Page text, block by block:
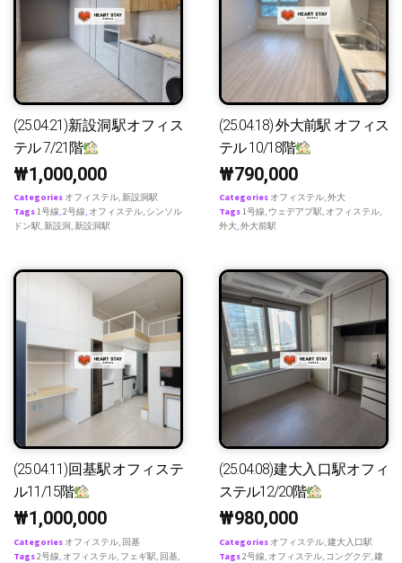
(25.04.21)新設洞駅オフィス
テル 7/21階
₩1,000,000
Categories オフィステル,新設洞駅
Tags1号線,2号線, オフィステル, シンソル
ドン駅,新設洞 ,新設洞駅
(25.04.18) 外大前駅 オフィス
テル 10/18階
₩790,000
Categories オフィステル,外大
Tags1号線, ウェデアプ駅, オフィステル,
外大,外大前駅
(25.04.11)回基駅オフィステ
ル11/15階
₩1,000,000
Categories オフィステル, 回基
Tags2号線, オフィステル, フェギ駅, 回基,
(25.04.08)建大入口駅オフィ
ステル12/20階
₩980,000
Categories オフィステル,建大入口駅
Tags2号線, オフィステル, コングクデ,建